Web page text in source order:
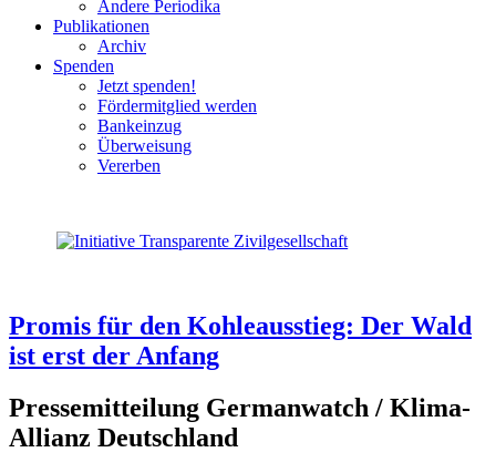
Andere Periodika
Publikationen
Archiv
Spenden
Jetzt spenden!
Fördermitglied werden
Bankeinzug
Überweisung
Vererben
Promis für den Kohleausstieg: Der Wald
ist erst der Anfang
Pressemitteilung Germanwatch / Klima-
Allianz Deutschland